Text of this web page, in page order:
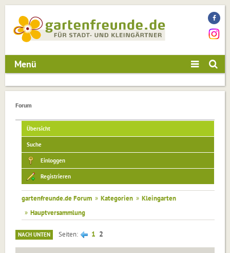
Menü
Forum
Übersicht
Suche
Einloggen
Registrieren
gartenfreunde.de Forum » Kategorien » Kleingarten
» Hauptversammlung
NACH UNTEN Seiten 1 2